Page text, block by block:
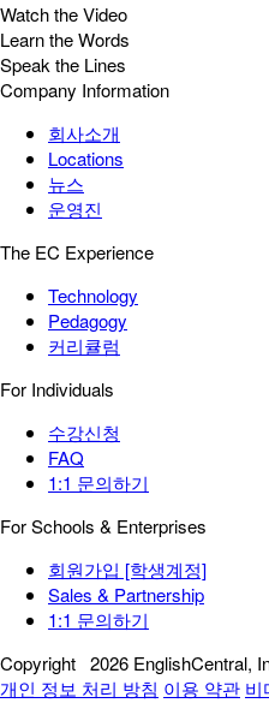
Watch the Video
Learn the Words
Speak the Lines
Company Information
회사소개
Locations
뉴스
운영진
The EC Experience
Technology
Pedagogy
커리큘럼
For Individuals
수강신청
FAQ
1:1 문의하기
For Schools & Enterprises
회원가입 [학생계정]
Sales & Partnership
1:1 문의하기
Copyright 2026 EnglishCentral,
개인 정보 처리 방침 이용 약관 비